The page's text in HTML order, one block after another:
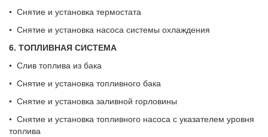
• Снятие и установка термостата
• Снятие и установка насоса системы охлаждения
6. ТОПЛИВНАЯ СИСТЕМА
• Слив топлива из бака
• Снятие и установка топливного бака
• Снятие и установка заливной горловины
• Снятие и установка топливного насоса с указателем уровня
топлива